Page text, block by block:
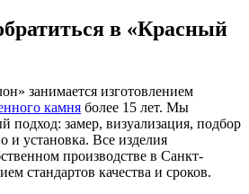
в «Красный
занимается изготовлением
камня более 15 лет. Мы
подход: замер, визуализация, подбор
и установка. Все изделия
производстве в Санкт-
стандартов качества и сроков.